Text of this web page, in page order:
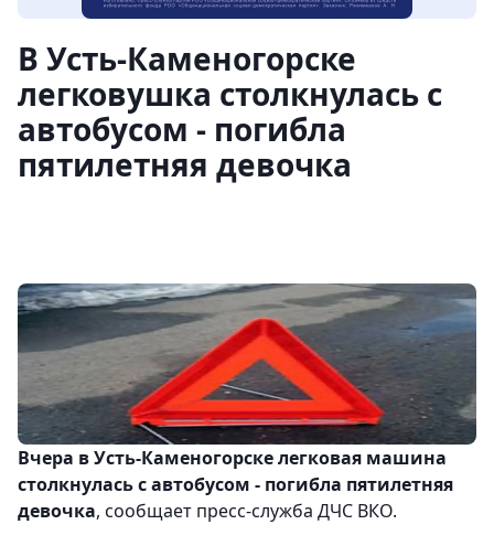
В Усть-Каменогорске
легковушка столкнулась с
автобусом - погибла
пятилетняя девочка
Вчера в Усть-Каменогорске легковая машина
столкнулась с автобусом - погибла пятилетняя
девочка, сообщает пресс-служба ДЧС ВКО.